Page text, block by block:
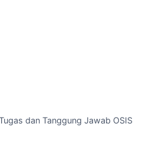
dan Tanggung Jawab OSIS